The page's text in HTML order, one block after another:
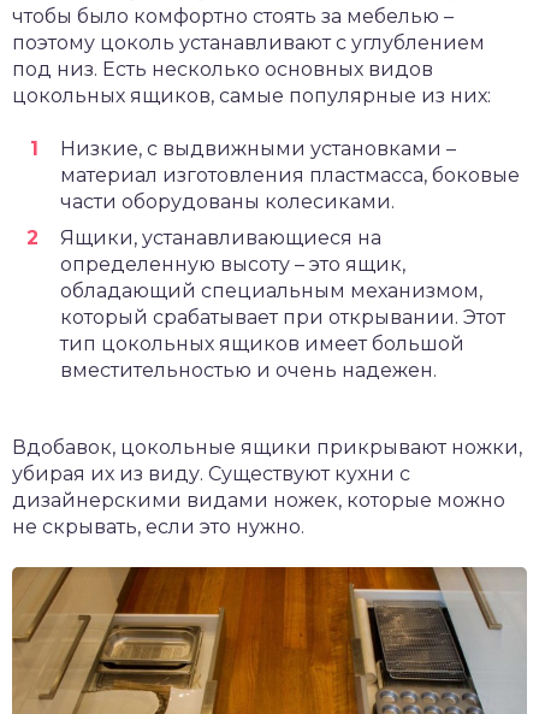
чтобы было комфортно стоять за мебелью –
поэтому цоколь устанавливают с углублением
под низ. Есть несколько основных видов
цокольных ящиков, самые популярные из них:
Низкие, с выдвижными установками –
материал изготовления пластмасса, боковые
части оборудованы колесиками.
Ящики, устанавливающиеся на
определенную высоту – это ящик,
обладающий специальным механизмом,
который срабатывает при открывании. Этот
тип цокольных ящиков имеет большой
вместительностью и очень надежен.
Вдобавок, цокольные ящики прикрывают ножки,
убирая их из виду. Существуют кухни с
дизайнерскими видами ножек, которые можно
не скрывать, если это нужно.